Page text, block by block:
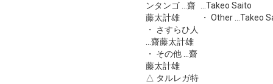
ンタンゴ ...齋
藤太計雄
・ さすらひ人
...齋藤太計雄
・ その他 ...齋
藤太計雄
...Takeo Saito
・ Other ...Takeo
△ タルレガ特